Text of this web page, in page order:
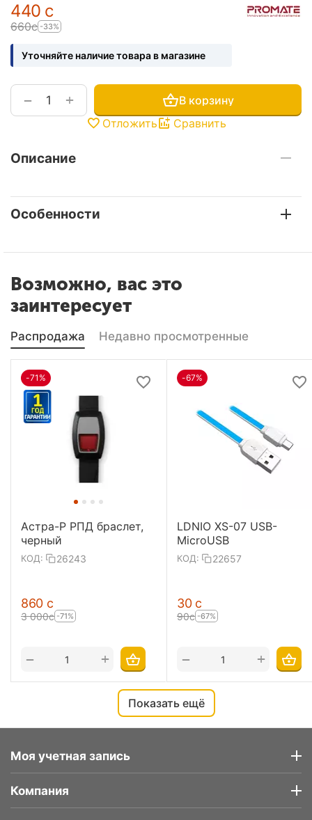
‍440‍ с
‍660‍с -33%
Уточняйте наличие товара в магазине
+
−
В корзину
Отложить
Сравнить
Описание
Особенности
Возможно, вас это
заинтересует
Распродажа Недавно просмотренные
-71%
Астра-Р РПД браслет,
черный
КОД: 26243
‍860‍ с
3 000с -71%
+
−
-67%
LDNIO XS-07 USB-
MicroUSB
КОД: 22657
‍30‍ с
‍90‍с -67%
+
−
Показать ещё
Моя учетная запись
Компания